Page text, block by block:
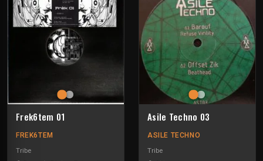
Frek6tem 01
FREK6TEM
Tribe
Asile Techno 03
ASILE TECHNO
Tribe